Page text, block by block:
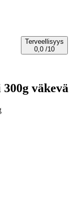
Terveellisyys
0,0 /10
väkevä